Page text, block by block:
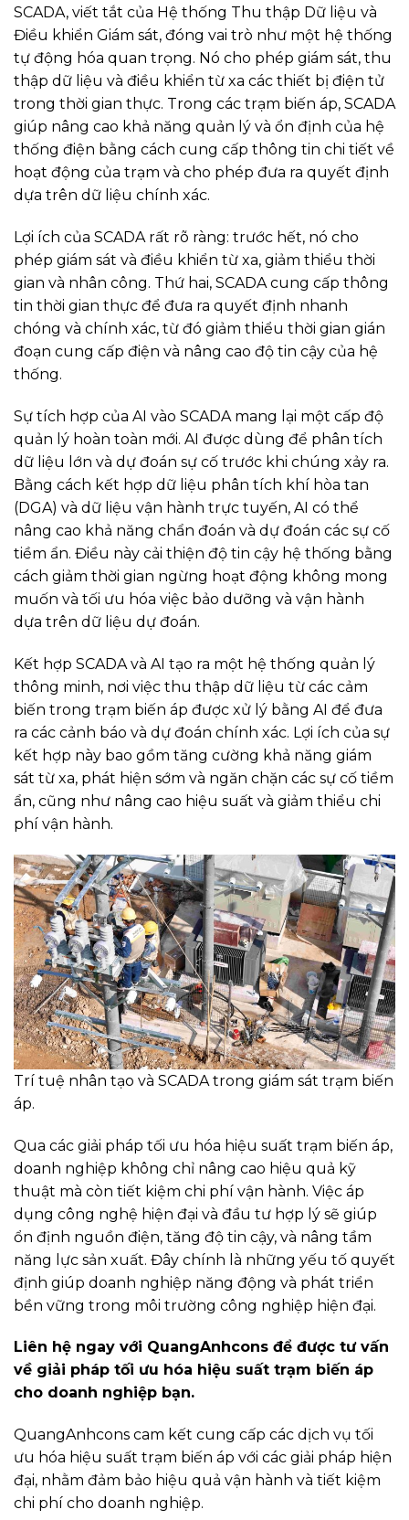
SCADA, viết tắt của Hệ thống Thu thập Dữ liệu và
Điều khiển Giám sát, đóng vai trò như một hệ thống
tự động hóa quan trọng. Nó cho phép giám sát, thu
thập dữ liệu và điều khiển từ xa các thiết bị điện tử
trong thời gian thực. Trong các trạm biến áp, SCADA
giúp nâng cao khả năng quản lý và ổn định của hệ
thống điện bằng cách cung cấp thông tin chi tiết về
hoạt động của trạm và cho phép đưa ra quyết định
dựa trên dữ liệu chính xác.
Lợi ích của SCADA rất rõ ràng: trước hết, nó cho
phép giám sát và điều khiển từ xa, giảm thiểu thời
gian và nhân công. Thứ hai, SCADA cung cấp thông
tin thời gian thực để đưa ra quyết định nhanh
chóng và chính xác, từ đó giảm thiểu thời gian gián
đoạn cung cấp điện và nâng cao độ tin cậy của hệ
thống.
Sự tích hợp của AI vào SCADA mang lại một cấp độ
quản lý hoàn toàn mới. AI được dùng để phân tích
dữ liệu lớn và dự đoán sự cố trước khi chúng xảy ra.
Bằng cách kết hợp dữ liệu phân tích khí hòa tan
(DGA) và dữ liệu vận hành trực tuyến, AI có thể
nâng cao khả năng chẩn đoán và dự đoán các sự cố
tiềm ẩn. Điều này cải thiện độ tin cậy hệ thống bằng
cách giảm thời gian ngừng hoạt động không mong
muốn và tối ưu hóa việc bảo dưỡng và vận hành
dựa trên dữ liệu dự đoán.
Kết hợp SCADA và AI tạo ra một hệ thống quản lý
thông minh, nơi việc thu thập dữ liệu từ các cảm
biến trong trạm biến áp được xử lý bằng AI để đưa
ra các cảnh báo và dự đoán chính xác. Lợi ích của sự
kết hợp này bao gồm tăng cường khả năng giám
sát từ xa, phát hiện sớm và ngăn chặn các sự cố tiềm
ẩn, cũng như nâng cao hiệu suất và giảm thiểu chi
phí vận hành.
Trí tuệ nhân tạo và SCADA trong giám sát trạm biến
áp.
Qua các giải pháp tối ưu hóa hiệu suất trạm biến áp,
doanh nghiệp không chỉ nâng cao hiệu quả kỹ
thuật mà còn tiết kiệm chi phí vận hành. Việc áp
dụng công nghệ hiện đại và đầu tư hợp lý sẽ giúp
ổn định nguồn điện, tăng độ tin cậy, và nâng tầm
năng lực sản xuất. Đây chính là những yếu tố quyết
định giúp doanh nghiệp năng động và phát triển
bền vững trong môi trường công nghiệp hiện đại.
Liên hệ ngay với QuangAnhcons để được tư vấn
về giải pháp tối ưu hóa hiệu suất trạm biến áp
cho doanh nghiệp bạn.
QuangAnhcons cam kết cung cấp các dịch vụ tối
ưu hóa hiệu suất trạm biến áp với các giải pháp hiện
đại, nhằm đảm bảo hiệu quả vận hành và tiết kiệm
chi phí cho doanh nghiệp.